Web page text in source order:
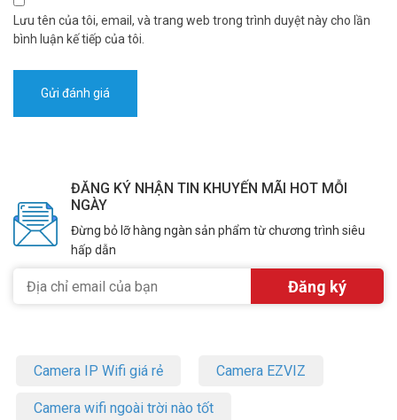
Lưu tên của tôi, email, và trang web trong trình duyệt này cho lần
bình luận kế tiếp của tôi.
ĐĂNG KÝ NHẬN TIN KHUYẾN MÃI HOT MỖI
NGÀY
Đừng bỏ lỡ hàng ngàn sản phẩm từ chương trình siêu
hấp dẫn
Camera IP Wifi giá rẻ Camera EZVIZ
Camera wifi ngoài trời nào tốt